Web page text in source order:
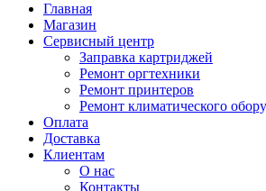
Главная
Магазин
Сервисный центр
Заправка картриджей
Ремонт оргтехники
Ремонт принтеров
Ремонт климатического
Оплата
Доставка
Клиентам
О нас
Контакты